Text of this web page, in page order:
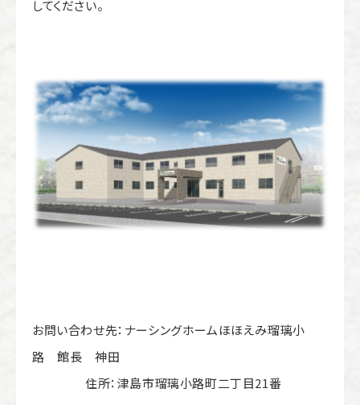
してください。
お問い合わせ先：ナーシングホームほほえみ瑠璃小
路 館長 神田
住所：津島市瑠璃小路町二丁目21番